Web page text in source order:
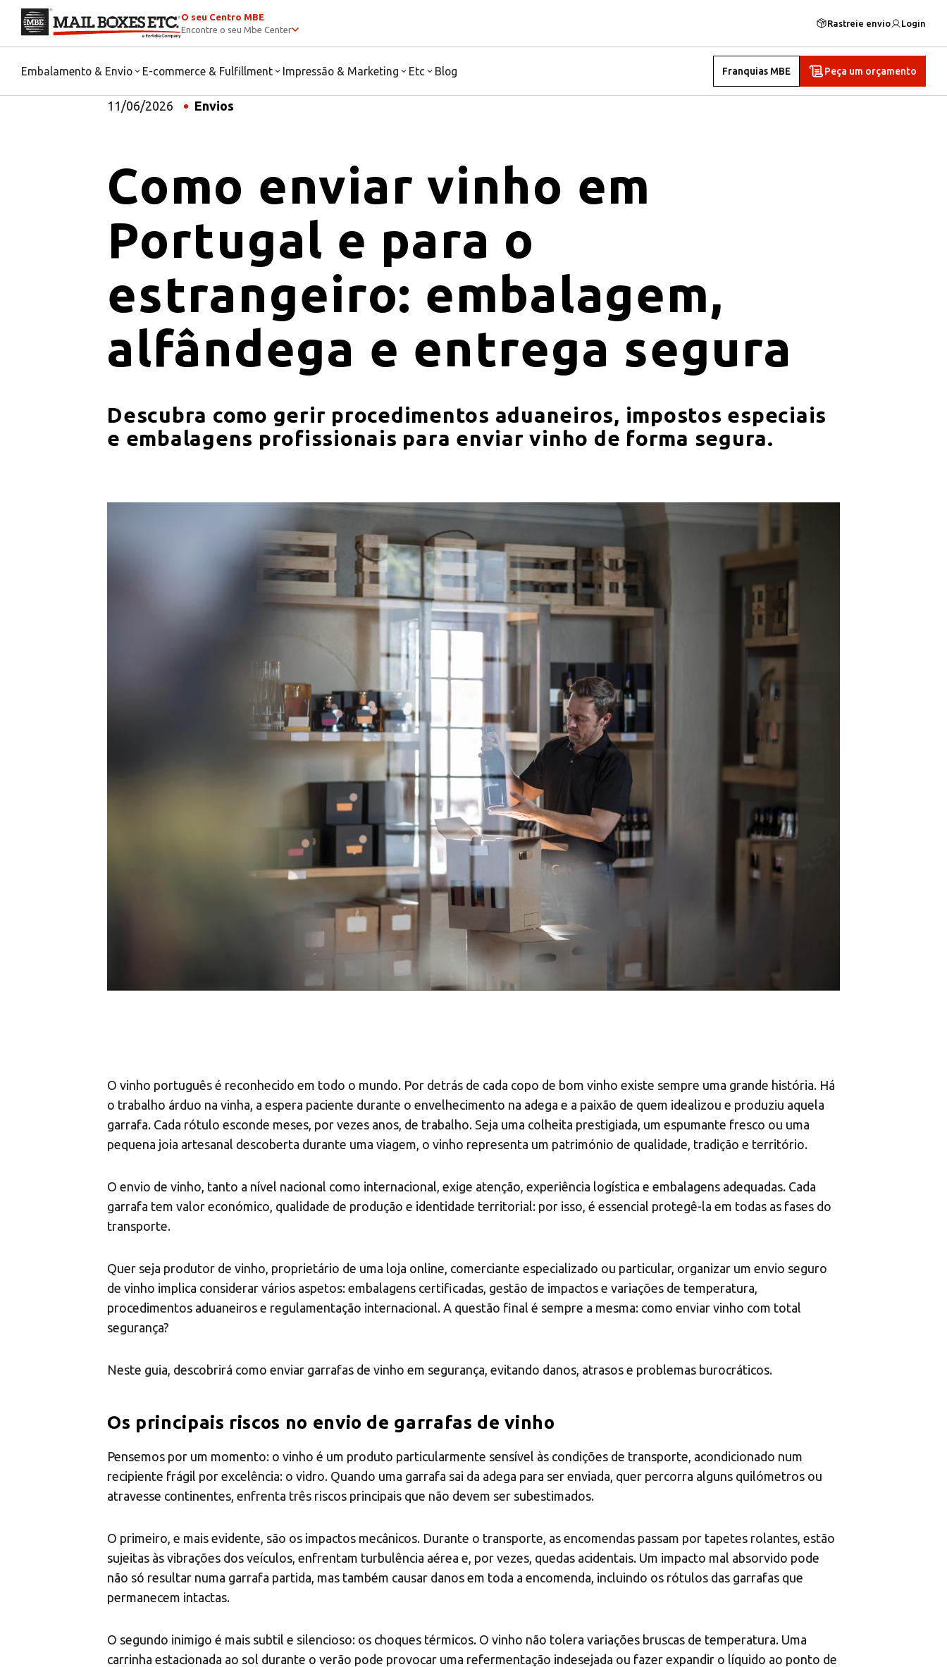
O seu Centro MBE
Encontre o seu Mbe Center
Rastreie envio Login
Embalamento & Envio E-commerce & Fulfillment Impressão & Marketing Etc Blog Franquias MBE Peça um orçamento
11/06/2026 Envios
Como enviar vinho em
Portugal e para o
estrangeiro: embalagem,
alfândega e entrega segura
Descubra como gerir procedimentos aduaneiros, impostos especiais
e embalagens profissionais para enviar vinho de forma segura.
O vinho português é reconhecido em todo o mundo. Por detrás de cada copo de bom vinho existe sempre uma grande história. Há
o trabalho árduo na vinha, a espera paciente durante o envelhecimento na adega e a paixão de quem idealizou e produziu aquela
garrafa. Cada rótulo esconde meses, por vezes anos, de trabalho. Seja uma colheita prestigiada, um espumante fresco ou uma
pequena joia artesanal descoberta durante uma viagem, o vinho representa um património de qualidade, tradição e território.
O envio de vinho, tanto a nível nacional como internacional, exige atenção, experiência logística e embalagens adequadas. Cada
garrafa tem valor económico, qualidade de produção e identidade territorial: por isso, é essencial protegê-la em todas as fases do
transporte.
Quer seja produtor de vinho, proprietário de uma loja online, comerciante especializado ou particular, organizar um envio seguro
de vinho implica considerar vários aspetos: embalagens certificadas, gestão de impactos e variações de temperatura,
procedimentos aduaneiros e regulamentação internacional. A questão final é sempre a mesma: como enviar vinho com total
segurança?
Neste guia, descobrirá como enviar garrafas de vinho em segurança, evitando danos, atrasos e problemas burocráticos.
Os principais riscos no envio de garrafas de vinho
Pensemos por um momento: o vinho é um produto particularmente sensível às condições de transporte, acondicionado num
recipiente frágil por excelência: o vidro. Quando uma garrafa sai da adega para ser enviada, quer percorra alguns quilómetros ou
atravesse continentes, enfrenta três riscos principais que não devem ser subestimados.
O primeiro, e mais evidente, são os impactos mecânicos. Durante o transporte, as encomendas passam por tapetes rolantes, estão
sujeitas às vibrações dos veículos, enfrentam turbulência aérea e, por vezes, quedas acidentais. Um impacto mal absorvido pode
não só resultar numa garrafa partida, mas também causar danos em toda a encomenda, incluindo os rótulos das garrafas que
permanecem intactas.
O segundo inimigo é mais subtil e silencioso: os choques térmicos. O vinho não tolera variações bruscas de temperatura. Uma
carrinha estacionada ao sol durante o verão pode provocar uma refermentação indesejada ou fazer expandir o líquido ao ponto de
Presença MBE
Asia/Pacific
Europe
×
Escolha o seu Centro de Soluções MBE